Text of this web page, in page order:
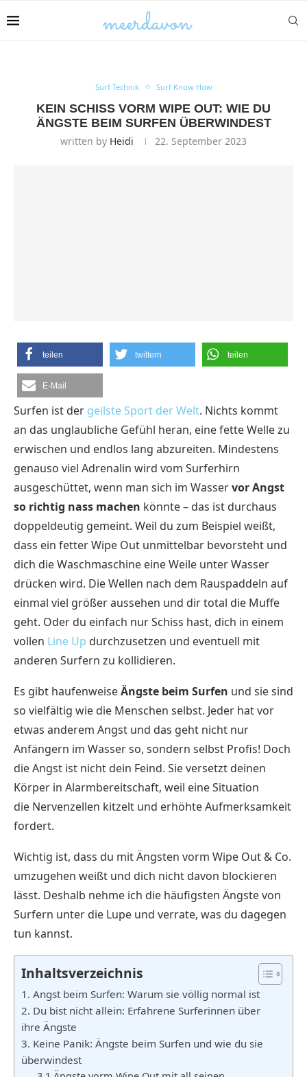
Surf Technik Surf Know How
KEIN SCHISS VORM WIPE OUT: WIE DU
ÄNGSTE BEIM SURFEN ÜBERWINDEST
written by Heidi 22. September 2023
teilen twittern teilen
E-Mail
Surfen ist der geilste Sport der Welt. Nichts kommt
an das unglaubliche Gefühl heran, eine fette Welle zu
erwischen und endlos lang abzureiten. Mindestens
genauso viel Adrenalin wird vom Surferhirn
ausgeschüttet, wenn man sich im Wasservor Angst
so richtig nass machen könnte – das ist durchaus
doppeldeutig gemeint. Weil du zum Beispiel weißt,
dass ein fetter Wipe Out unmittelbar bevorsteht und
dich die Waschmaschine eine Weile unter Wasser
drücken wird. Die Wellen nach dem Rauspaddeln auf
einmal viel größer aussehen und dir total die Muffe
geht. Oder du einfach nur Schiss hast, dich in einem
vollen Line Up durchzusetzen und eventuell mit
anderen Surfern zu kollidieren.
Es gibt haufenweiseÄngste beim Surfen und sie sind
so vielfältig wie die Menschen selbst. Jeder hat vor
etwas anderem Angst und das geht nicht nur
Anfängern im Wasser so, sondern selbst Profis! Doch
die Angst ist nicht dein Feind. Sie versetzt deinen
Körper in Alarmbereitschaft, weil eine Situation
die Nervenzellen kitzelt und erhöhte Aufmerksamkeit
fordert.
Wichtig ist, dass du mit Ängsten vorm Wipe Out & Co.
umzugehen weißt und dich nicht davon blockieren
lässt. Deshalb nehme ich die häufigsten Ängste von
Surfern unter die Lupe und verrate, was du dagegen
tun kannst.
Inhaltsverzeichnis
1. Angst beim Surfen: Warum sie völlig normal ist
2. Du bist nicht allein: Erfahrene Surferinnen über
ihre Ängste
3. Keine Panik: Ängste beim Surfen und wie du sie
überwindest